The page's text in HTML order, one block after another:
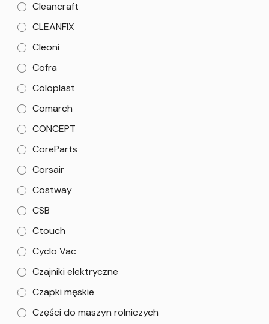
Cleancraft
CLEANFIX
Cleoni
Cofra
Coloplast
Comarch
CONCEPT
CoreParts
Corsair
Costway
CSB
Ctouch
Cyclo Vac
Czajniki elektryczne
Czapki męskie
Części do maszyn rolniczych